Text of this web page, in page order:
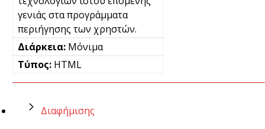
γενιάς στα προγράμματα
περιήγησης των χρηστών.
Μόνιμα
HTML
Διαφήμισης